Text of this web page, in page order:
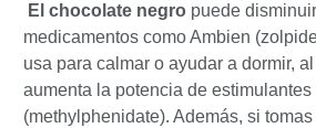
El chocolate negro puede
medicamentos como Ambien
usa para calmar o ayudar a dormir,
aumenta la potencia de
(methylphenidate). Además, si